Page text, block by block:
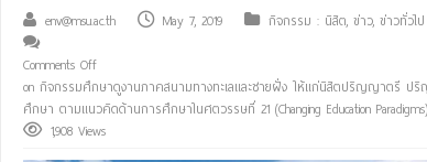
env@msu.ac.th May 7, 2019 กิจกรรม : นิสิต, ข่าว, ข่าวทั่วไป
Comments Off
on กิจกรรมศึกษาดูงานภาคสนามทางทะเลและชายฝั่ง ให้แก่นิสิตปริญญาตรี ป
ศึกษา ตามแนวคิดด้านการศึกษาในศตวรรษที่ 21 (Changing Education Paradigms)
1,908 Views